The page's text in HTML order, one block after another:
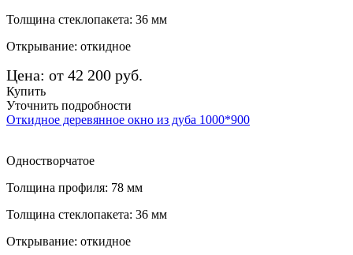
Толщина стеклопакета: 36 мм
Открывание: откидное
Цена: от 42 200 руб.
Купить
Уточнить подробности
Откидное деревянное окно из дуба 1000*900
Одностворчатое
Толщина профиля: 78 мм
Толщина стеклопакета: 36 мм
Открывание: откидное